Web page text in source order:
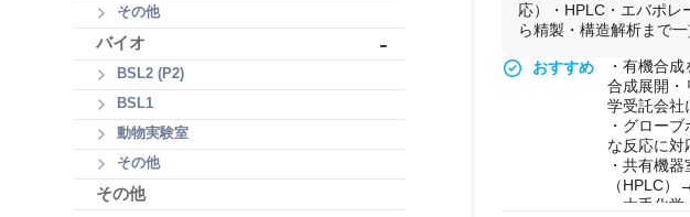
その他
バイオ -
BSL2 (P2)
BSL1
動物実験室
その他
その他
応）・HPLC・エバポレ
ら精製・構造解析まで
おすすめ
・有機合
合成展開・
学受託会社
・グロー
な反応に対
・共有機
（HPLC
・大手化